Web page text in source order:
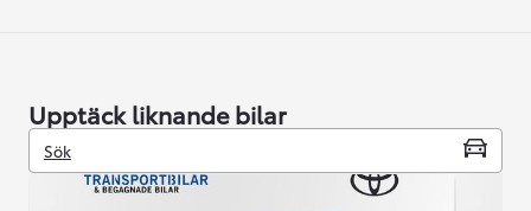
Upptäck liknande bilar
Sök